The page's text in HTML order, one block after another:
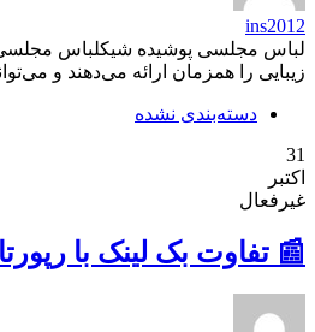
ins2012
لباس مجلسی پوشیده شیکلباس مجلسی
زیبایی را همزمان ارائه می‌دهند و
دسته‌بندی نشده
31
اکتبر
غیرفعال
📰 تفاوت بک لینک با